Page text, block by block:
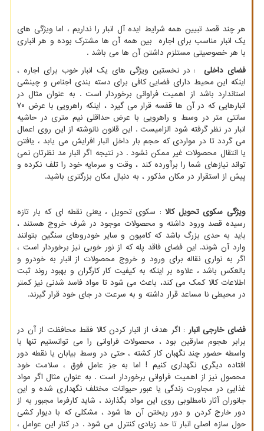
هر چند قصد تبیین همه شرایط ایده آل انبار را نداریم ، اما ویژگی های
یک انبار مناسب برای اجاره بین همه آن ها مشترک بوده و هر انباری
با هر خصوصیتی مستلزم داشتن آن ها می باشد .
فضای داخلی: در نخستین ویژگی های یک انبار خوب برای اجاره ،
اینکه این محیط دارای فضایی کافی برای دسته بندی اجناس و چینشی
استاندارد باشد از اهمیت فراوانی برخوردار است . به عنوان مثال در
انبارهایی که در آن ها قفسه قرار می گیرد ، اینکه راهرویی با عرض ۷۰
سانتی متر در وسط و راهرویی با عرض حداقلی نیم متری در حاشیه
انبار در نظر گرفته شود الزامیست . این قانون نانوشته از این روی اعمال
می گردد تا در مواردی که حجم بار داخل انبار افرایش می یابد ، یافتن
یا انتقال محصولات غیر ممکن نشود . در نتیجه اگر انبار مد نظرتان نمی
تواند نیازهای شما را برآورده کند ، وقت و سرمایه خود را تلف نکرده و
پیش از استقرار در مکان مذکور ، به دنبال مکان بزرگتری باشید.
ویژگی سکوی تحویل کالا: سکوی تحویل ، یعنی نقطه ای که بار تازه
رسیده قصد ورود داشته و محصولات موجود در شرف خروج هستند ،
باید به حدی بزرگ باشد که کامیون و سایر خودروهای سنگین بتوانند
وارد آن شوند. این فضای فاقد پله که از نور خوبی نیز برخوردار است ،
اگر به نواری نقاله برای ورود و خروج محصولات از انبار به خودرو و
بالعکس باشد ، علاوه بر اینکه به کیفیت کار کارگران و بهبود روند ثبت
اطلاعات کالا کمک می کند، باعث می شود تا مواد فاسد شدنی نیز کمتر
در محیطی نا مساعد قرار داشته و به سرعت در جای خود قرار گیرند.
فضای خارجی انبار : اگر هدف از انبار کردن کالا فقط محافظت از آن در
برابر هجوم سارقین بود ، محصولات فراوانی را می توانستیم تنها با
واسطه حضور چند نگهبان کار کشته ، حتی در وسط بیابان یا نقطه دور
افتاده دیگری نگهداری کنیم ! اما به جز عامل فوق ، سلامت خود
محصول نیز از اهمیت فراوانی برخوردار است . به عنوان مثال اگر مواد
غذایی در مجاورت زندگی یا عبور حیوانات مختلف نگهداری شده و این
جانوران آثار نامطلوبی روی این مواد بگذارند ، شاید کارفرما مجبور به از
دور خارج کردن و دور ریختن آن ها شود ، مشکلی که با دیوار کشی
حول سازه اصلی انبار تا حد زیادی کنترل می شود . در کنار این عوامل ،